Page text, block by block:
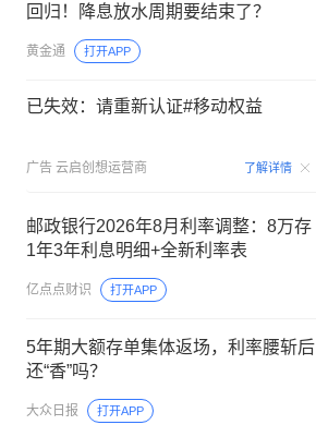
回归！降息放水周期要结束了？
黄金通 打开APP
已失效：请重新认证#移动权益
广告 云启创想运营商 了解详情
邮政银行2026年8月利率调整：8万存
1年3年利息明细+全新利率表
亿点点财识 打开APP
5年期大额存单集体返场，利率腰斩后
还“香”吗？
大众日报 打开APP